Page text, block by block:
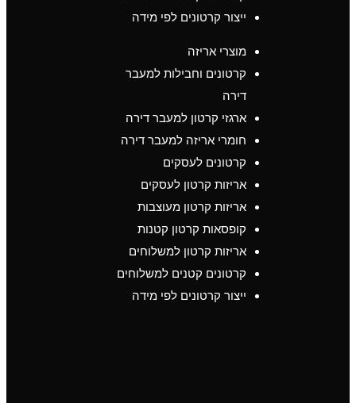
ייצור קרטונים לפי מידה
מוצרי אריזה
קרטונים וחבילות למעבר
דירה
ארגזי קרטון למעבר דירה
חומרי אריזה למעבר דירה
קרטונים לעסקים
אריזות קרטון לעסקים
אריזות קרטון מעוצבות
קופסאות קרטון קטנות
אריזות קרטון למשלוחים
קרטונים קטנים למשלוחים
ייצור קרטונים לפי מידה